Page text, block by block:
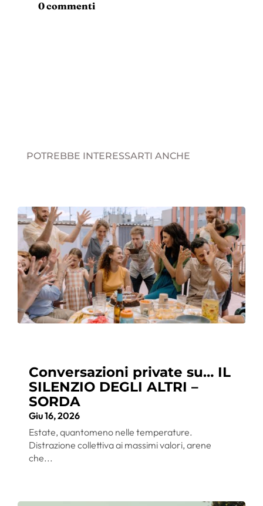
0 commenti
POTREBBE INTERESSARTI ANCHE
Conversazioni private su… IL
SILENZIO DEGLI ALTRI –
SORDA
Giu 16, 2026
Estate, quantomeno nelle temperature.
Distrazione collettiva ai massimi valori, arene
che...